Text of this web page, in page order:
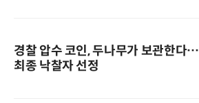
경찰 압수 코인, 두나무가 보관한다…
최종 낙찰자 선정